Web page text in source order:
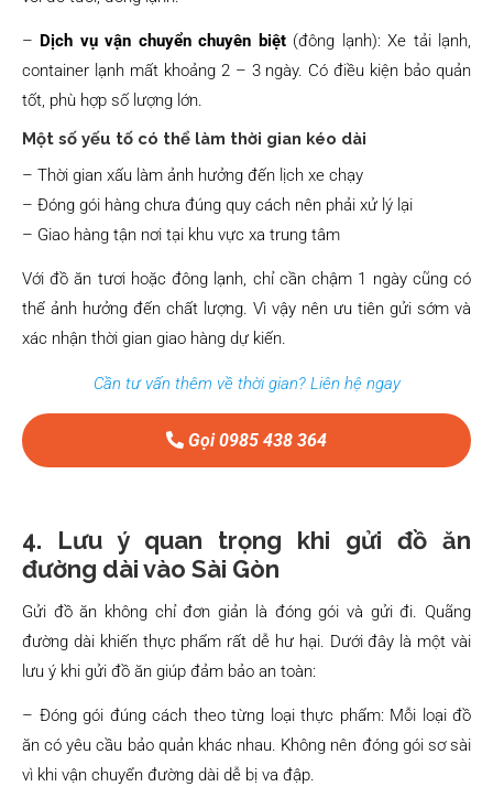
– Dịch vụ vận chuyển chuyên biệt(đông lạnh): Xe tải lạnh,
container lạnh mất khoảng 2 – 3 ngày. Có điều kiện bảo quản
tốt, phù hợp số lượng lớn.
Một số yếu tố có thể làm thời gian kéo dài
– Thời gian xấu làm ảnh hưởng đến lịch xe chạy
– Đóng gói hàng chưa đúng quy cách nên phải xử lý lại
– Giao hàng tận nơi tại khu vực xa trung tâm
Với đồ ăn tươi hoặc đông lạnh, chỉ cần chậm 1 ngày cũng có
thể ảnh hưởng đến chất lượng. Vì vậy nên ưu tiên gửi sớm và
xác nhận thời gian giao hàng dự kiến.
Cần tư vấn thêm về thời gian? Liên hệ ngay
Gọi 0985 438 364
4. Lưu ý quan trọng khi gửi đồ ăn
đường dài vào Sài Gòn
Gửi đồ ăn không chỉ đơn giản là đóng gói và gửi đi. Quãng
đường dài khiến thực phẩm rất dễ hư hại. Dưới đây là một vài
lưu ý khi gửi đồ ăn giúp đảm bảo an toàn:
– Đóng gói đúng cách theo từng loại thực phẩm: Mỗi loại đồ
ăn có yêu cầu bảo quản khác nhau. Không nên đóng gói sơ sài
vì khi vận chuyển đường dài dễ bị va đập.